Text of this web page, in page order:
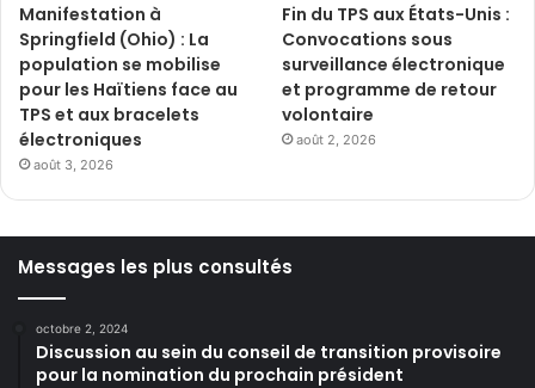
Manifestation à
Springfield (Ohio) : La
population se mobilise
pour les Haïtiens face au
TPS et aux bracelets
électroniques
août 3, 2026
Fin du TPS aux États-Unis :
Convocations sous
surveillance électronique
et programme de retour
volontaire
août 2, 2026
Messages les plus consultés
octobre 2, 2024
Discussion au sein du conseil de transition provisoire
pour la nomination du prochain président